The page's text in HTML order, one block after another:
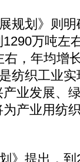
划》则明
万吨左
，年均增
纺织工业
业发展、
产业用纺
提出，到